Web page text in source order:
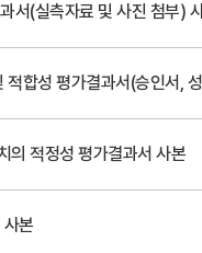
서(실측자료 및 사진 첨부)
적합성 평가결과서(승인서,
의 적정성 평가결과서 사본
본